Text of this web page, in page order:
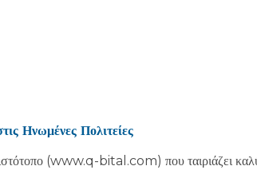
Ηνωμένες Πολιτείες
(www.q-bital.com) που ταιριάζει